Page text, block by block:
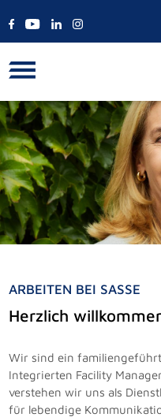
ARBEITEN BEI SASSE
Herzlich
Wir sind ein
Integrierten Facility
verstehen wir uns als
für lebendige